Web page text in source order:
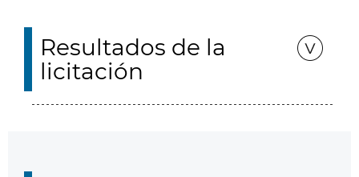
Resultados de la
licitación